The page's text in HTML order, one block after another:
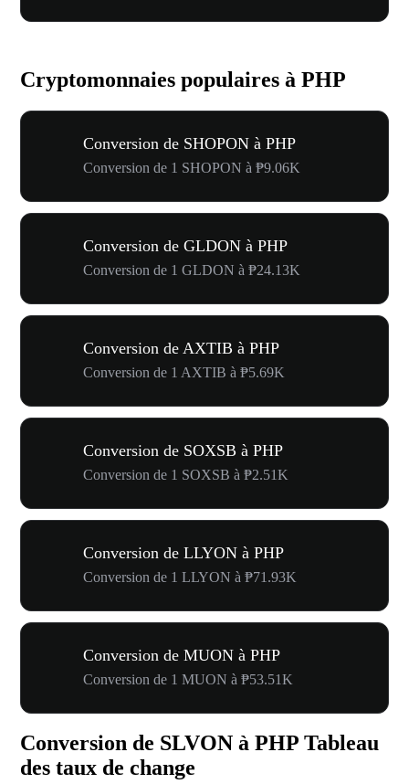
Cryptomonnaies populaires à PHP
Conversion de SHOPON à PHP
Conversion de 1 SHOPON à ₱9.06K
Conversion de GLDON à PHP
Conversion de 1 GLDON à ₱24.13K
Conversion de AXTIB à PHP
Conversion de 1 AXTIB à ₱5.69K
Conversion de SOXSB à PHP
Conversion de 1 SOXSB à ₱2.51K
Conversion de LLYON à PHP
Conversion de 1 LLYON à ₱71.93K
Conversion de MUON à PHP
Conversion de 1 MUON à ₱53.51K
Conversion de SLVON à PHP Tableau
des taux de change